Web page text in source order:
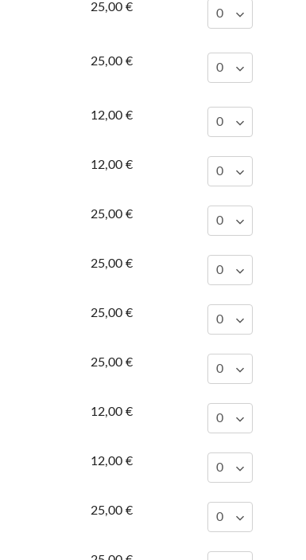
25,00 €
25,00 €
12,00 €
12,00 €
25,00 €
25,00 €
25,00 €
25,00 €
12,00 €
12,00 €
25,00 €